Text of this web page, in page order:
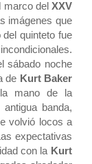
marco del XXV
imágenes que
quinteto fue
sábado noche
de Kurt Baker
mano de la
banda,
volvió locos a
expectativas
con la Kurt